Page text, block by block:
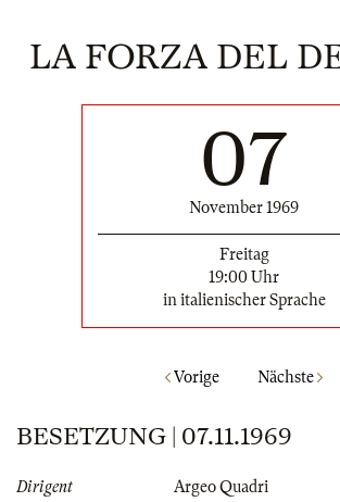
LA FORZA DEL
07
November 1969
Freitag
19:00 Uhr
in italienischer Sprache
Vorige Nächste
BESETZUNG | 07.11.1969
Dirigent
Argeo Quadri